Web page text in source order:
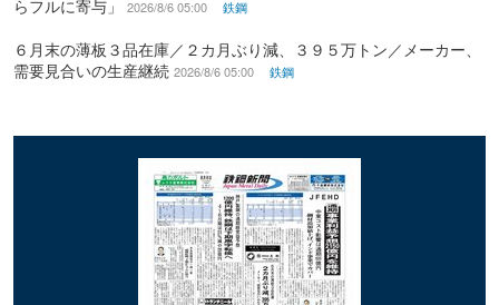
らフルに寄与」
2026/8/6 05:00 鉄鋼
６月末の薄板３品在庫／２カ月ぶり減、３９５万トン／メーカー、
需要見合いの生産継続 2026/8/6 05:00 鉄鋼